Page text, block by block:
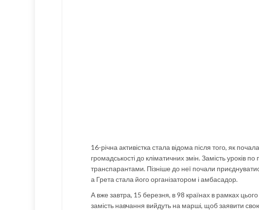
16-річна активістка стала відома після того, як
громадськості до кліматичних змін. Замість уроків
транспарантами. Пізніше до неї почали
а Грета стала його організатором і амбасадор.
А вже завтра, 15 березня, в 98 країнах в рамках
замість навчання вийдуть на марші, щоб заявити